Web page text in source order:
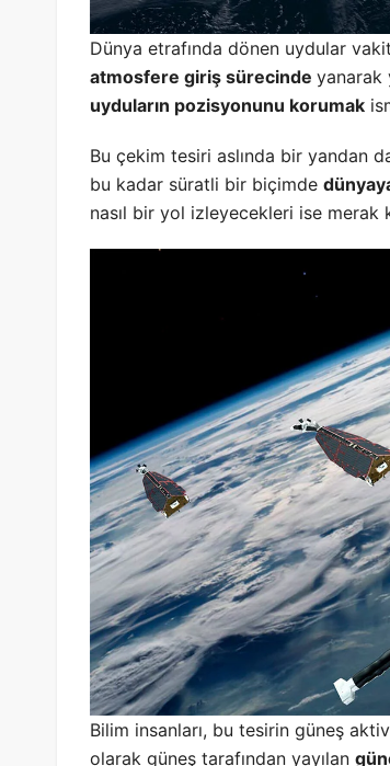
Dünya etrafında dönen uydular
atmosfere giriş sürecinde yanarak
uyduların pozisyonunu korumak
Bu çekim tesiri aslında bir yandan
bu kadar süratli bir biçimde
nasıl bir yol izleyecekleri ise merak
Bilim insanları, bu tesirin güneş
olarak güneş tarafından yayılan